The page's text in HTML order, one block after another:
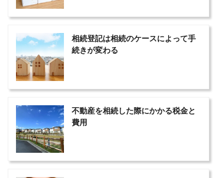
相続登記は相続のケースによって手
続きが変わる
不動産を相続した際にかかる税金と
費用